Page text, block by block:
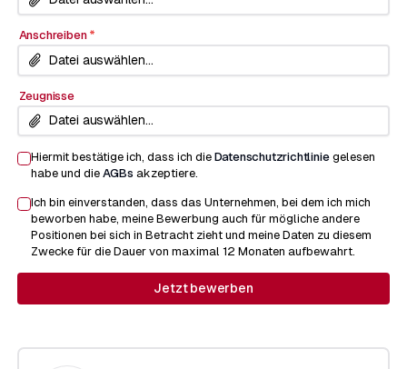
Anschreiben *
Datei auswählen...
Zeugnisse
Datei auswählen...
Hiermit bestätige ich, dass ich die Datenschutzrichtliniegelesen
habe und die AGBs akzeptiere.
Ich bin einverstanden, dass das Unternehmen, bei dem ich mich
beworben habe, meine Bewerbung auch für mögliche andere
Positionen bei sich in Betracht zieht und meine Daten zu diesem
Zwecke für die Dauer von maximal 12 Monaten aufbewahrt.
Jetzt bewerben